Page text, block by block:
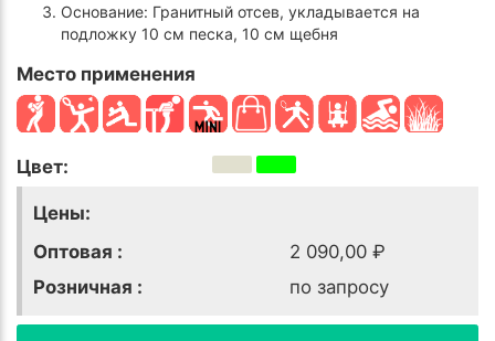
Основание: Гранитный отсев, укладывается на
подложку 10 см песка, 10 см щебня
Место применения
Цвет:
Цены:
Оптовая :
2 090,00 ₽
Розничная :
по запросу